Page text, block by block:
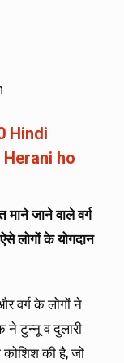
Hindi
ho
माने जाने वाले वर्ग
लोगों के योगदान
वर्ग के लोगों ने
टुन्नू व दुलारी
कोशिश की है, जो